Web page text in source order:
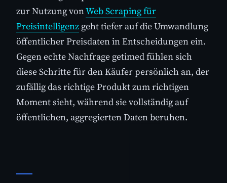
zur Nutzung vonWeb Scraping für
Preisintelligenz geht tiefer auf die Umwandlung
öffentlicher Preisdaten in Entscheidungen ein.
Gegen echte Nachfrage getimed fühlen sich
diese Schritte für den Käufer persönlich an, der
zufällig das richtige Produkt zum richtigen
Moment sieht, während sie vollständig auf
öffentlichen, aggregierten Daten beruhen.